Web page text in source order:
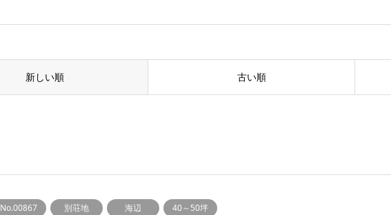
新しい順 古い順
No.00867 別荘地 海辺
40～50坪